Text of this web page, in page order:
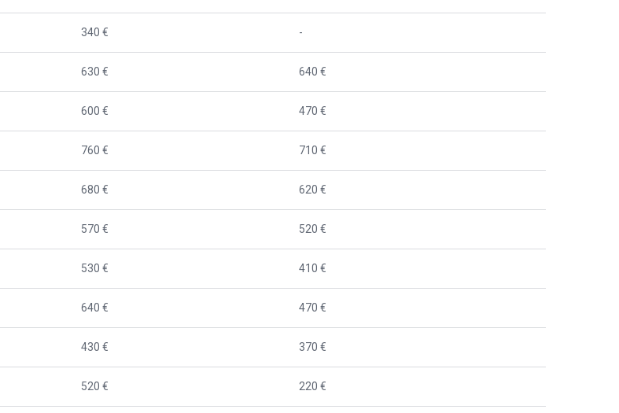
340 € -
630 € 640 €
600 € 470 €
760 € 710 €
680 € 620 €
570 € 520 €
530 € 410 €
640 € 470 €
430 € 370 €
520 € 220 €